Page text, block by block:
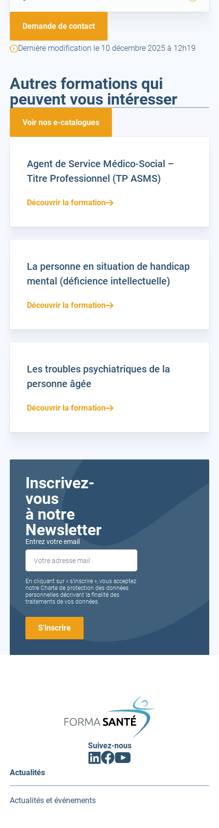
Demande de contact
Dernière modification le 10 décembre 2025 à 12h19
Autres formations qui
peuvent vous intéresser
Voir nos e-catalogues
Agent de Service Médico-Social –
Titre Professionnel (TP ASMS)
Découvrir la formation
La personne en situation de handicap
mental (déficience intellectuelle)
Découvrir la formation
Les troubles psychiatriques de la
personne âgée
Découvrir la formation
Inscrivez-
vous
à notre
Newsletter
Entrez votre email
En cliquant sur « s’inscrire », vous acceptez
notre Charte de protection des données
personnelles décrivant la finalité des
traitements de vos données.
Suivez-nous
Linkedin
(ouvrir
nouvel
Facebook
(ouvrir
nouvel
Youtube
(ouvrir
nouvel
Actualités
Actualités et événements